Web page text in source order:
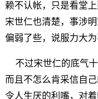
赖不认帐，只是看堂
宋世仁也清楚，事涉
偏弱了些，说服力大为
不过宋世仁的底气十
而且不怎么肯采信自
令人生厌的利嘴，对